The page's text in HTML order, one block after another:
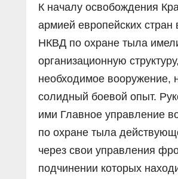
К началу освобождения
армией европейских стран
НКВД по охране тыла
организационную структуру,
необходимое вооружение,
солидный боевой опыт.
ими Главное управление
по охране тыла
через свои управления
подчинении которых